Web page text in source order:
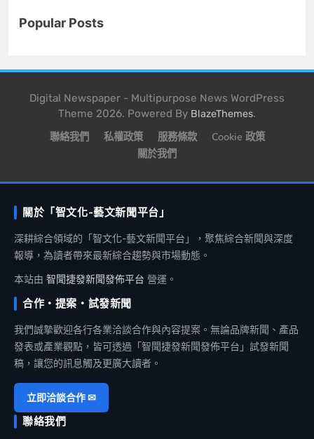
Popular Posts
Digital Newspaper - Multipurpose News WordPress
Theme 2026. Powered By BlazeThemes.
聯絡我們 私權政策 服務條款
Cookie 政策
關於我們
關於「智文化-藝文新聞平台」
深耕綜合領域的「智文化-藝文新聞平台」，聚焦綜合新聞與深度
報導，為讀者帶來最新綜合趨勢與市場動態。
本站由 智聞捷發新聞發佈平台 營運。
合作・提案・試發新聞
我們誠摯歡迎各行各業洽談合作與內容提案。無論品牌新聞、產品
發表或產業觀點，皆可透過「智聞捷發新聞發佈平台」試發新聞
稿，讓您的訊息觸及更廣大讀者。
立即洽談合作 ✉
聯絡我們